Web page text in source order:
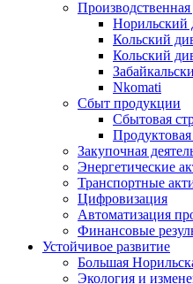
Производственная
Норильский
Кольский
Кольский
Nkomati
Сбыт продукции
Сбытовая
Закупочная
Энергетические
Транспортные
Цифровизация
Автоматизация
Финансовые
Устойчивое развитие
Большая
Экология и